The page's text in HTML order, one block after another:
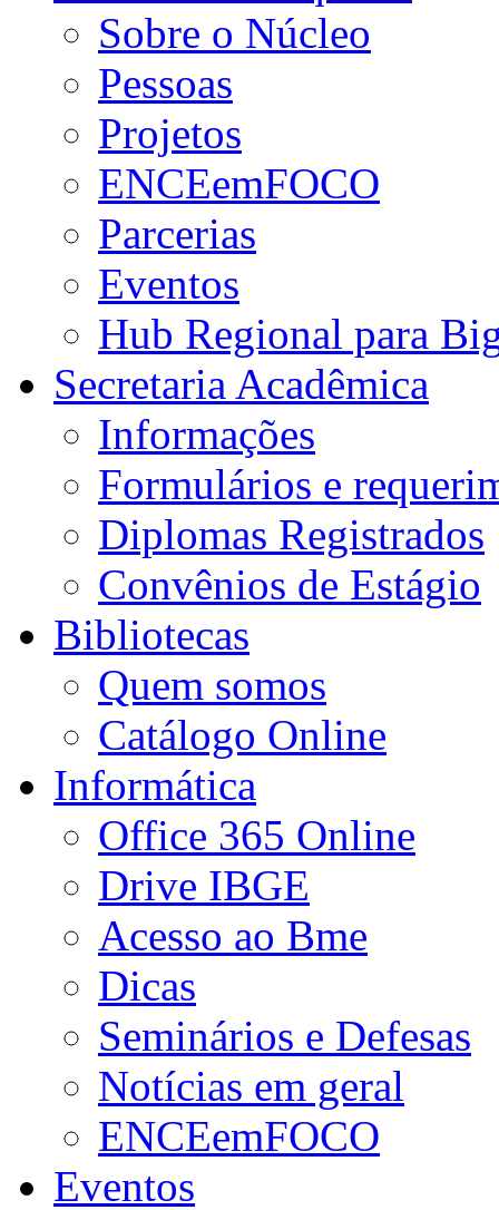
Sobre o Núcleo
Pessoas
Projetos
ENCEemFOCO
Parcerias
Eventos
Hub Regional para
Secretaria Acadêmica
Informações
Formulários e
Diplomas Registrados
Convênios de Estágio
Bibliotecas
Quem somos
Catálogo Online
Informática
Office 365 Online
Drive IBGE
Acesso ao Bme
Dicas
Seminários e Defesas
Notícias em geral
ENCEemFOCO
Eventos